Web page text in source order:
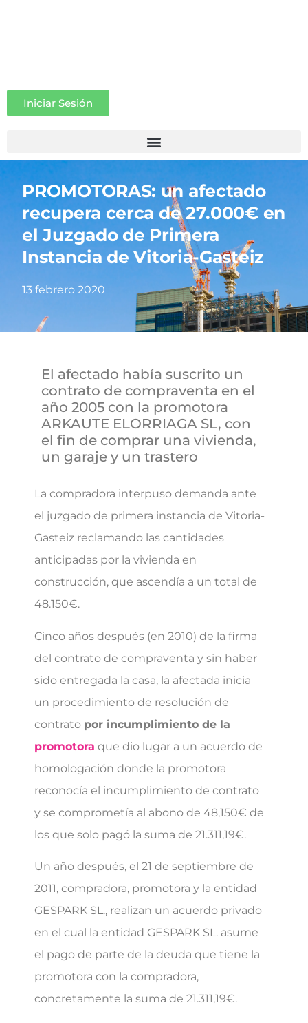
Iniciar Sesión
PROMOTORAS: un afectado
recupera cerca de 27.000€ en
el Juzgado de Primera
Instancia de Vitoria-Gasteiz
13 febrero 2020
El afectado había suscrito un
contrato de compraventa en el
año 2005 con la promotora
ARKAUTE ELORRIAGA SL, con
el fin de comprar una vivienda,
un garaje y un trastero
La compradora interpuso demanda ante
el juzgado de primera instancia de Vitoria-
Gasteiz reclamando las cantidades
anticipadas por la vivienda en
construcción, que ascendía a un total de
48.150€.
Cinco años después (en 2010) de la firma
del contrato de compraventa y sin haber
sido entregada la casa, la afectada inicia
un procedimiento de resolución de
contrato por incumplimiento de la
promotora que dio lugar a un acuerdo de
homologación donde la promotora
reconocía el incumplimiento de contrato
y se comprometía al abono de 48,150€ de
los que solo pagó la suma de 21.311,19€.
Un año después, el 21 de septiembre de
2011, compradora, promotora y la entidad
GESPARK SL., realizan un acuerdo privado
en el cual la entidad GESPARK SL. asume
el pago de parte de la deuda que tiene la
promotora con la compradora,
concretamente la suma de 21.311,19€.